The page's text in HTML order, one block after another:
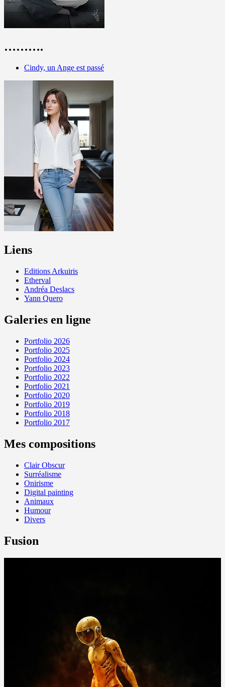
……….
Cindy, un Ange est passé
Liens
Editions Arkuiris
Etherval
Andréa Deslacs
Yann Quero
Galeries en ligne
Portfolio 2026
Portfolio 2025
Portfolio 2024
Portfolio 2023
Portfolio 2022
Portfolio 2021
Portfolio 2020
Portfolio 2019
Portfolio 2018
Portfolio 2017
Mes compositions
Clair Obscur
Surréalisme
Onirisme
Digital painting
Animaux
Humour
Divers
Fusion